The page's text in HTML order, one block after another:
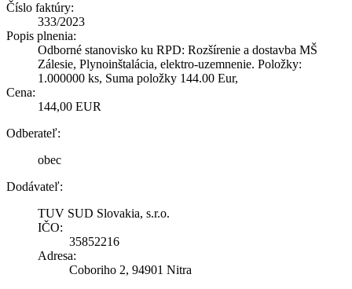
Číslo faktúry:
333/2023
Popis plnenia:
Odborné stanovisko ku RPD: Rozšírenie a dostavba MŠ
Zálesie, Plynoinštalácia, elektro-uzemnenie. Položky:
1.000000 ks, Suma položky 144.00 Eur,
Cena:
144,00 EUR
Odberateľ:
obec
Dodávateľ:
TUV SUD Slovakia, s.r.o.
IČO:
35852216
Adresa:
Coboriho 2, 94901 Nitra